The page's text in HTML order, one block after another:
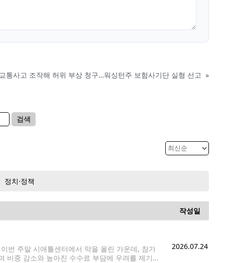
통사고 조작해 허위 부상 청구…워싱턴주 보험사기단 실형 선고 »
검색
정치·정책
작성일
번 주말 시애틀센터에서 막을 올린 가운데, 참가
비중 감소와 높아진 수수료 부담에 우려를 제기했
2026.07.24